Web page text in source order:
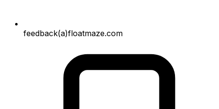
feedback(a)floatmaze.com